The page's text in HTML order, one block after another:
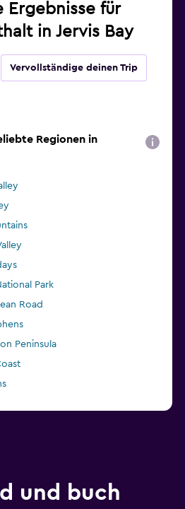
Ergebnisse für
in Jervis Bay
Vervollständige deinen Trip
Regionen in
Park
Road
Peninsula
und buch